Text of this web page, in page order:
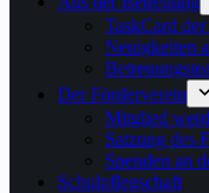
TaskCard
Neuigkeiten
Der Förderverein
Mitglied
Satzung des
Spenden an
Schulpflegschaft